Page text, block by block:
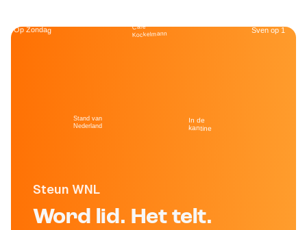
Steun WNL
Word lid. Het telt.
Op Zondag
Stand van
Nederland
Café
Kockelmann
In de
kantine
Sven op 1